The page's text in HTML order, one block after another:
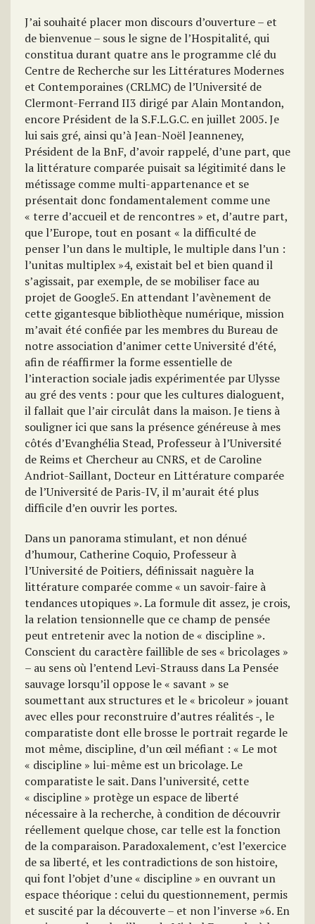
J’ai souhaité placer mon discours d’ouverture – et
de bienvenue – sous le signe de l’Hospitalité, qui
constitua durant quatre ans le programme clé du
Centre de Recherche sur les Littératures Modernes
et Contemporaines (CRLMC) de l’Université de
Clermont-Ferrand II3 dirigé par Alain Montandon,
encore Président de la S.F.L.G.C. en juillet 2005. Je
lui sais gré, ainsi qu’à Jean-Noël Jeanneney,
Président de la BnF, d’avoir rappelé, d’une part, que
la littérature comparée puisait sa légitimité dans le
métissage comme multi-appartenance et se
présentait donc fondamentalement comme une
« terre d’accueil et de rencontres » et, d’autre part,
que l’Europe, tout en posant « la difficulté de
penser l’un dans le multiple, le multiple dans l’un :
l’unitas multiplex »4, existait bel et bien quand il
s’agissait, par exemple, de se mobiliser face au
projet de Google5. En attendant l’avènement de
cette gigantesque bibliothèque numérique, mission
m’avait été confiée par les membres du Bureau de
notre association d’animer cette Université d’été,
afin de réaffirmer la forme essentielle de
l’interaction sociale jadis expérimentée par Ulysse
au gré des vents : pour que les cultures dialoguent,
il fallait que l’air circulât dans la maison. Je tiens à
souligner ici que sans la présence généreuse à mes
côtés d’Evanghélia Stead, Professeur à l’Université
de Reims et Chercheur au CNRS, et de Caroline
Andriot-Saillant, Docteur en Littérature comparée
de l’Université de Paris-IV, il m’aurait été plus
difficile d’en ouvrir les portes.
Dans un panorama stimulant, et non dénué
d’humour, Catherine Coquio, Professeur à
l’Université de Poitiers, définissait naguère la
littérature comparée comme « un savoir-faire à
tendances utopiques ». La formule dit assez, je crois,
la relation tensionnelle que ce champ de pensée
peut entretenir avec la notion de « discipline ».
Conscient du caractère faillible de ses « bricolages »
– au sens où l’entend Levi-Strauss dans La Pensée
sauvage lorsqu’il oppose le « savant » se
soumettant aux structures et le « bricoleur » jouant
avec elles pour reconstruire d’autres réalités -, le
comparatiste dont elle brosse le portrait regarde le
mot même, discipline, d’un œil méfiant : « Le mot
« discipline » lui-même est un bricolage. Le
comparatiste le sait. Dans l’université, cette
« discipline » protège un espace de liberté
nécessaire à la recherche, à condition de découvrir
réellement quelque chose, car telle est la fonction
de la comparaison. Paradoxalement, c’est l’exercice
de sa liberté, et les contradictions de son histoire,
qui font l’objet d’une « discipline » en ouvrant un
espace théorique : celui du questionnement, permis
et suscité par la découverte – et non l’inverse »6. En